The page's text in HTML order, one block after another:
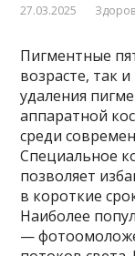
27.03.2025
Пигментные
возрасте, так
удаления
аппаратной
среди
Специальное
позволяет
в короткие
Наиболее
—